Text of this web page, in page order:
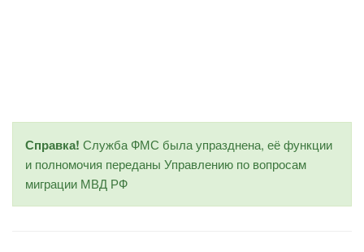
Справка! Служба ФМС была упразднена, её функции
и полномочия переданы Управлению по вопросам
миграции МВД РФ